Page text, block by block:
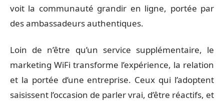
voit la communauté grandir en ligne, portée par
des ambassadeurs authentiques.
Loin de n’être qu’un service supplémentaire, le
marketing WiFi transforme l’expérience, la relation
et la portée d’une entreprise. Ceux qui l’adoptent
saisissent l’occasion de parler vrai, d’être réactifs, et